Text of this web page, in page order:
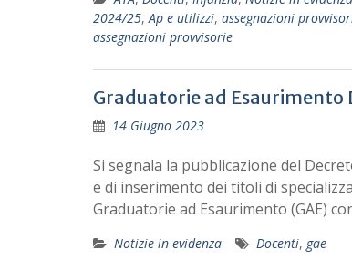
2024/25,Ap e utilizzi, assegnazioni
assegnazioni provvisorie
Graduatorie ad
14 Giugno 2023
Si segnala la pubblicazione del
e di inserimento dei titoli di
Graduatorie ad Esaurimento (GAE)
Notizie in evidenza Docenti, gae